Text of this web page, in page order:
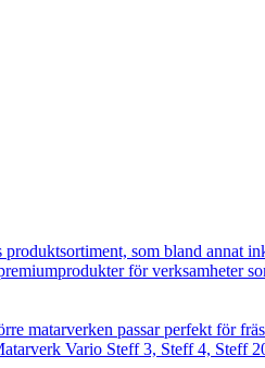
som bland annat
för verksamheter
matarverken passar perfekt för
Vario Steff 3, Steff 4, Steff